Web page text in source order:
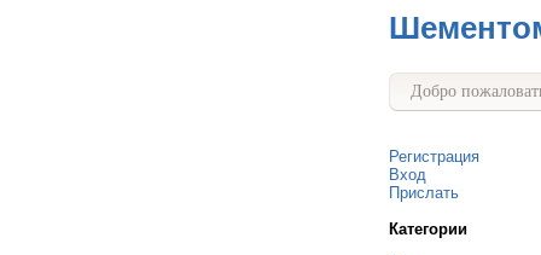
Добро
Регистрация
Вход
Прислать
Категории